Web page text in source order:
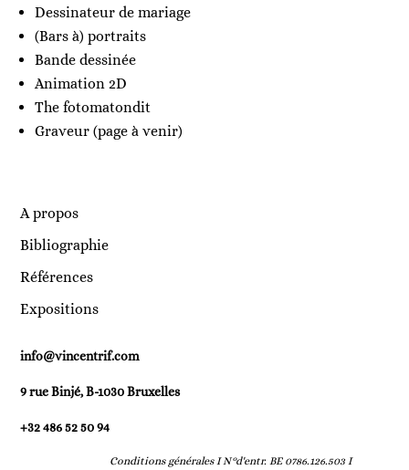
Dessinateur de mariage
(Bars à) portraits
Bande dessinée
Animation 2D
The fotomatondit
Graveur (page à venir)
A propos
Bibliographie
Références
Expositions
info@vincentrif.com
9 rue Binjé, B-1030 Bruxelles
+32 486 52 50 94
Conditions générales I N°d'entr. BE 0786.126.503 I